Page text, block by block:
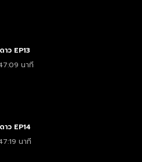
ว EP13
นาที
ว EP14
นาที